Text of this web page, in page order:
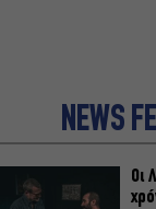
NEWS
Οι